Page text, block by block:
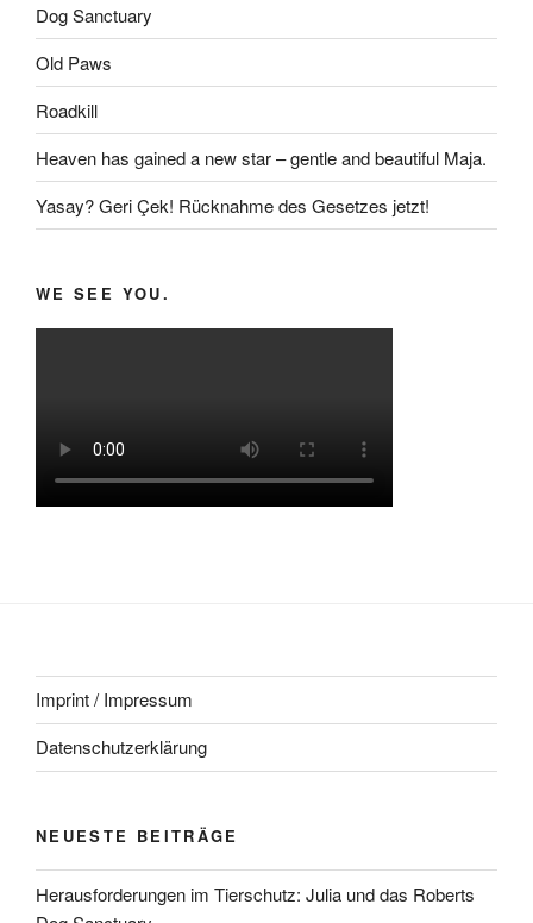
Dog Sanctuary
Old Paws
Roadkill
Heaven has gained a new star – gentle and beautiful Maja.
Yasay? Geri Çek! Rücknahme des Gesetzes jetzt!
WE SEE YOU.
Imprint / Impressum
Datenschutzerklärung
NEUESTE BEITRÄGE
Herausforderungen im Tierschutz: Julia und das Roberts